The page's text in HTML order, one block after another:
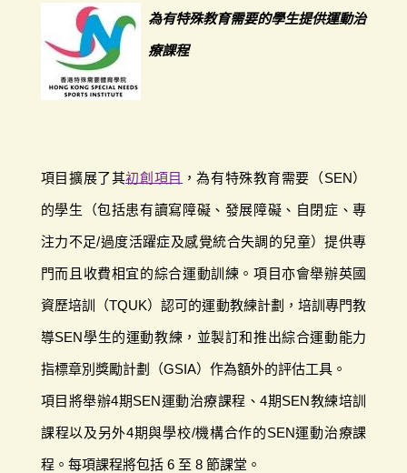
為有特殊教育需要的學生提供運動治
療課程
項目擴展了其初創項目 ，為有特殊教育需要（SEN）
的學生（包括患有讀寫障礙、發展障礙、自閉症、專
注力不足/過度活躍症及感覺統合失調的兒童）提供專
門而且收費相宜的綜合運動訓練。項目亦會舉辦英國
資歷培訓（TQUK）認可的運動教練計劃，培訓專門教
導SEN學生的運動教練，並製訂和推出綜合運動能力
指標章別獎勵計劃（GSIA）作為額外的評估工具。
項目將舉辦4期SEN運動治療課程、4期SEN教練培訓
課程以及另外4期與學校/機構合作的SEN運動治療課
程。每項課程將包括 6 至 8 節課堂。